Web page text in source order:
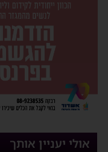
אולי יעניין אותך